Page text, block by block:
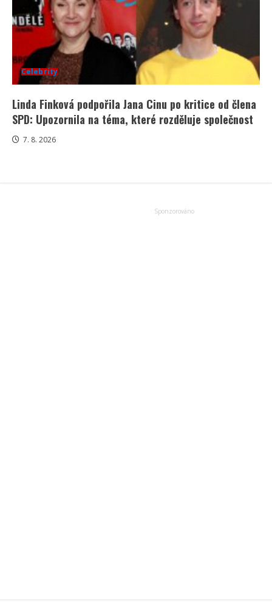
Celebrity
Linda Finková podpořila Jana Cinu po kritice od člena
SPD: Upozornila na téma, které rozděluje společnost
7. 8. 2026